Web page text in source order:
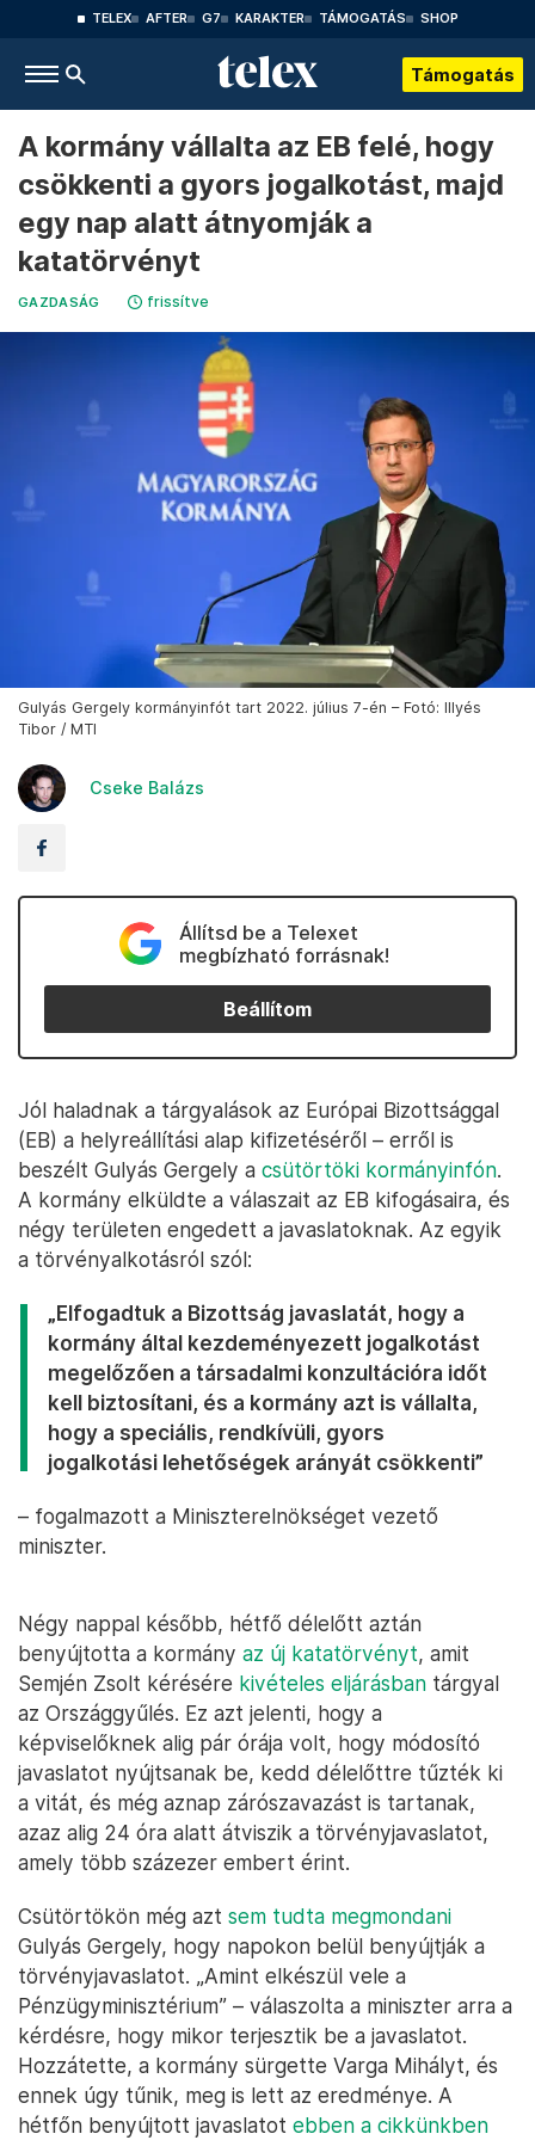
TELEX AFTER G7 KARAKTER TÁMOGATÁS SHOP
Támogatás
A kormány vállalta az EB felé, hogy
csökkenti a gyors jogalkotást, majd
egy nap alatt átnyomják a
katatörvényt
GAZDASÁG frissítve
Gulyás Gergely kormányinfót tart 2022. július 7-én – Fotó: Illyés
Tibor / MTI
Cseke Balázs
Állítsd be a Telexet
megbízható forrásnak!
Beállítom
Jól haladnak a tárgyalások az Európai Bizottsággal
(EB) a helyreállítási alap kifizetéséről – erről is
beszélt Gulyás Gergely a csütörtöki kormányinfón.
A kormány elküldte a válaszait az EB kifogásaira, és
négy területen engedett a javaslatoknak. Az egyik
a törvényalkotásról szól:
„Elfogadtuk a Bizottság javaslatát, hogy a
kormány által kezdeményezett jogalkotást
megelőzően a társadalmi konzultációra időt
kell biztosítani, és a kormány azt is vállalta,
hogy a speciális, rendkívüli, gyors
jogalkotási lehetőségek arányát csökkenti”
– fogalmazott a Miniszterelnökséget vezető
miniszter.
Négy nappal később, hétfő délelőtt aztán
benyújtotta a kormány az új katatörvényt, amit
Semjén Zsolt kérésére kivételes eljárásban tárgyal
az Országgyűlés. Ez azt jelenti, hogy a
képviselőknek alig pár órája volt, hogy módosító
javaslatot nyújtsanak be, kedd délelőttre tűzték ki
a vitát, és még aznap zárószavazást is tartanak,
azaz alig 24 óra alatt átviszik a törvényjavaslatot,
amely több százezer embert érint.
Csütörtökön még azt sem tudta megmondani
Gulyás Gergely, hogy napokon belül benyújtják a
törvényjavaslatot. „Amint elkészül vele a
Pénzügyminisztérium” – válaszolta a miniszter arra a
kérdésre, hogy mikor terjesztik be a javaslatot.
Hozzátette, a kormány sürgette Varga Mihályt, és
ennek úgy tűnik, meg is lett az eredménye. A
hétfőn benyújtott javaslatot ebben a cikkünkben